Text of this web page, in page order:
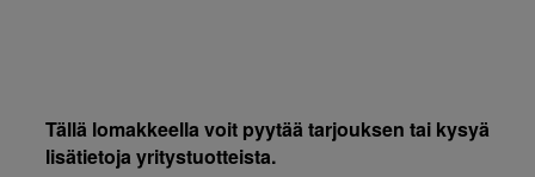
Tällä lomakkeella voit pyytää tarjouksen tai kysyä
lisätietoja yritystuotteista.